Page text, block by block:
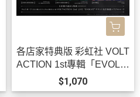
各店家特典版 彩虹社 VOLT
ACTION 1st專輯「EVOLV
E」0813 *10/28發售!
$1,070